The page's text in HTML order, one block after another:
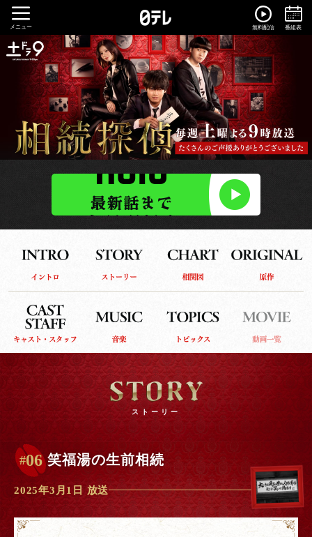
メニュー 無料配信 番組表
ストーリー
#06 笑福湯の生前相続
2025年3月1日 放送